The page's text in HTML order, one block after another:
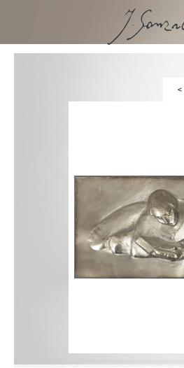
SKIP
<